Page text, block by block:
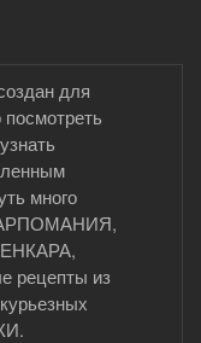
для
много
из